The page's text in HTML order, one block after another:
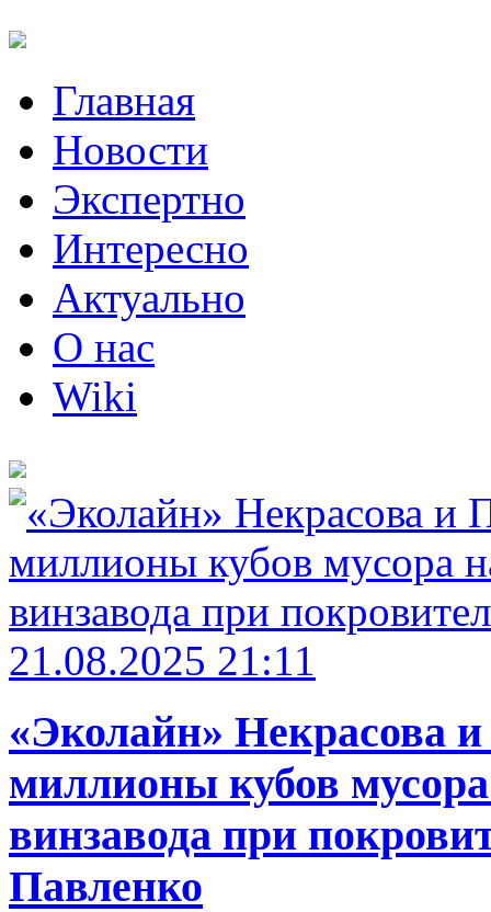
Главная
Новости
Экспертно
Интересно
Актуально
О нас
Wiki
21.08.2025 21:11
«Эколайн» Некрасова
миллионы кубов
винзавода при
Павленко